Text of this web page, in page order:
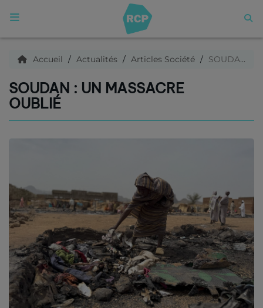
ACCUEIL
Qui sommes nous ?
C'est quoi ce titre ?
Archives
Contact
Accueil Actualités Articles Société SOUDAN : Un massacre oublié
SOUDAN : UN MASSACRE
OUBLIÉ